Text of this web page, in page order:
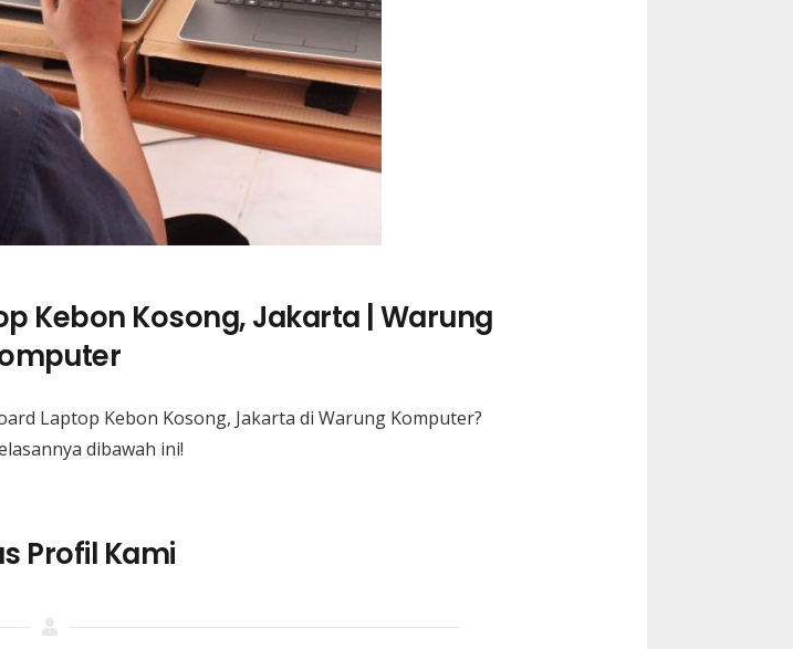
Kebon Kosong, Jakarta | Warung
Laptop Kebon Kosong, Jakarta di Warung Komputer?
dibawah ini!
Profil Kami